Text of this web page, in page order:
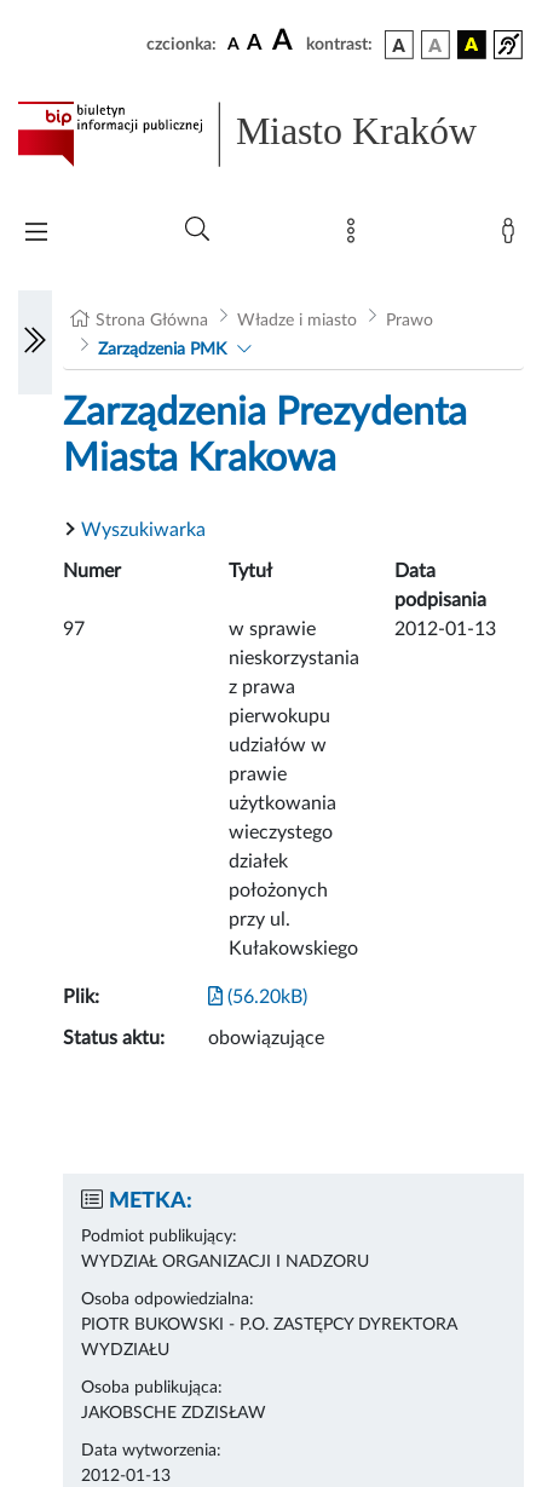
czcionka: A A A kontrast:
Miasto Kraków
Strona Główna Władze i miasto
Prawo
Zarządzenia PMK
Zarządzenia Prezydenta
Miasta Krakowa
Wyszukiwarka
Numer Tytuł
Data
podpisania
97
w sprawie
nieskorzystania
z prawa
pierwokupu
udziałów w
prawie
użytkowania
wieczystego
działek
położonych
przy ul.
Kułakowskiego
2012-01-13
Plik: (56.20kB)
Status aktu: obowiązujące
METKA:
Podmiot publikujący:
WYDZIAŁ ORGANIZACJI I NADZORU
Osoba odpowiedzialna:
PIOTR BUKOWSKI - P.O. ZASTĘPCY DYREKTORA
WYDZIAŁU
Osoba publikująca:
JAKOBSCHE ZDZISŁAW
Data wytworzenia:
2012-01-13